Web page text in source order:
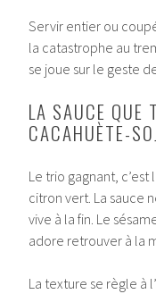
Servir entier ou
la catastrophe au
se joue sur le geste
LA SAUCE QUE
CACAHUÈTE-
Le trio gagnant,
citron vert. La sauce
vive à la fin. Le
adore retrouver à la
La texture se règle à